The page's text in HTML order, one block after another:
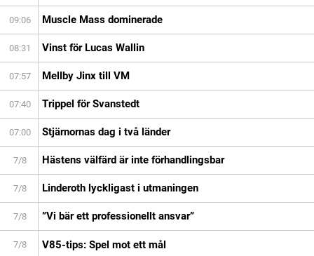
09:06 Muscle Mass dominerade
08:31 Vinst för Lucas Wallin
07:57 Mellby Jinx till VM
07:40 Trippel för Svanstedt
07:00 Stjärnornas dag i två länder
7/8 Hästens välfärd är inte förhandlingsbar
7/8 Linderoth lyckligast i utmaningen
7/8 ”Vi bär ett professionellt ansvar”
7/8 V85-tips: Spel mot ett mål